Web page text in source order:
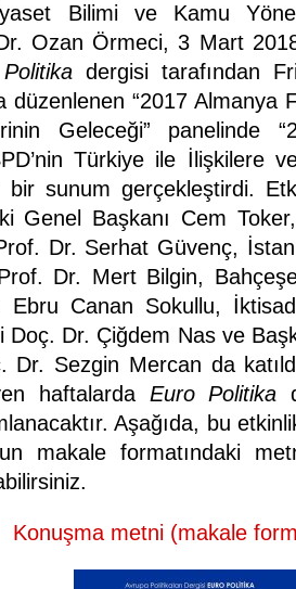
Bilimi ve Kamu
Ozan Örmeci, 3 Mart
dergisi tarafından
düzenlenen “2017 Almanya
Geleceği” panelinde
Türkiye ile İlişkilere
bir sunum gerçekleştirdi.
Genel Başkanı Cem
Dr. Serhat Güvenç,
Dr. Mert Bilgin,
Canan Sokullu,
Doç. Dr. Çiğdem Nas ve
Dr. Sezgin Mercan da
haftalarda Euro Politika
Aşağıda, bu
makale formatındaki
Konuşma metni (makale